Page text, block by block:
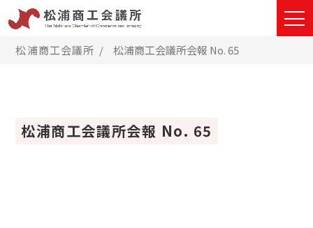
松浦商工会議所 松浦商工会議所会報 No. 65
松浦商工会議所会報 No. 65